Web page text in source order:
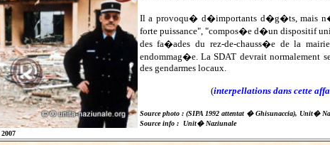
Il a provoqu� d�importants d�g�ts, mais
forte puissance", "compos�e d�un dispositif
des fa�ades du rez-de-chauss�e de la
endommag�e. La SDAT devrait normalement
des gendarmes locaux.
(interpellations dans cette
Source photo : (SIPA 1992 attentat � Ghisunaccia), Unit�
Source info : Unit� Naziunale